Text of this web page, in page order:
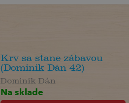
Krv sa stane zábavou
(Dominik Dán 42)
Dominik Dán
Na sklade